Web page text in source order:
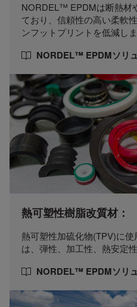
NORDEL™ EPDMは断熱材
ており、信頼性の高い柔軟
ンフットプリントを低減しま
NORDEL™ EPDMソリ
熱可塑性樹脂改質材：
熱可塑性加硫化物(TPV)に
は、弾性、加工性、熱安定
NORDEL™ EPDMソリ